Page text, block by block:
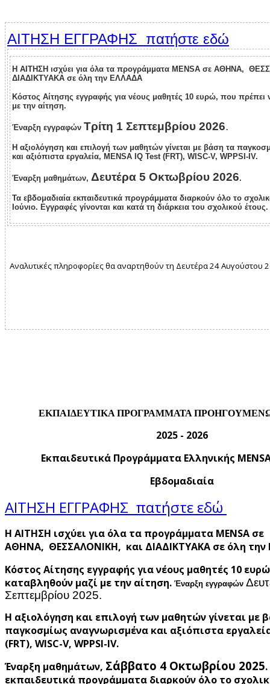
ΑΙΤΗΣΗ ΕΓΓΡΑΦΗΣ πατήστε εδώ
Η ΑΙΤΗΣΗ ισχύει για όλα τα προγράμματα MENSA σε ΑΘΗΝΑ,
ΔΙΑΔΙΚΤΥΑΚΑ σε όλη την ΕΛΛΑΔΑ
Κόστος Αίτησης εγγραφής για νέους μαθητές 10 ευρώ, που πρέπει
με την αίτηση.
Έναρξη εγγραφών Τρίτη 1 Σεπτεμβρίου 2026.
Η αξιολόγηση και επιλογή των μαθητών γίνεται με βάση τα
και αξιόπιστα εργαλεία, MENSA IQ Test (FRT), WISC-V, WPPSI-IV.
Έναρξη μαθημάτων, Δευτέρα 5 Οκτωβρίου 2026.
Τα εβδομαδιαία εκπαιδευτικά προγράμματα διαρκούν όλο το
Ιούνιο. Εγγραφές γίνονται και κατά τη διάρκεια του σχολικού έτους.
Αναλυτικές πληροφορίες θα αναρτηθούν τη Δευτέρα 24 Αυγούστου
ΕΚΠΑΙΔΕΥΤΙΚΑ ΠΡΟΓΡΑΜΜΑΤΑ
2025 - 2026
Εκπαιδευτικά Προγράμματα Ελληνικής
Εβδομαδιαία
ΑΙΤΗΣΗ ΕΓΓΡΑΦΗΣ πατήστε εδώ
Η ΑΙΤΗΣΗ ισχύει για όλα τα προγράμματα MENSA σε
ΑΘΗΝΑ, ΘΕΣΣΑΛΟΝΙΚΗ, και ΔΙΑΔΙΚΤΥΑΚΑ σε όλη την
Κόστος Αίτησης εγγραφής για νέους μαθητές 10
καταβληθούν μαζί με την αίτηση. Έναρξη εγγραφών
Σεπτεμβρίου 2025.
Η αξιολόγηση και επιλογή των μαθητών γίνεται με
παγκοσμίως αναγνωρισμένα και αξιόπιστα
(FRT), WISC-V, WPPSI-IV.
Έναρξη μαθημάτων, Σάββατο 4 Οκτωβρίου 2025
εκπαιδευτικά προγράμματα διαρκούν όλο το